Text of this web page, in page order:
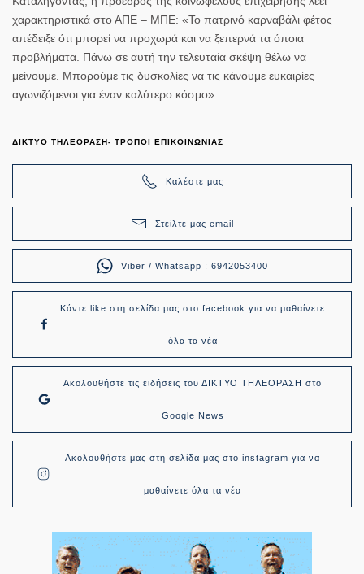
χαρακτηριστικά στο ΑΠΕ – ΜΠΕ: «Το πατρινό καρναβάλι φέτος
απέδειξε ότι μπορεί να προχωρά και να ξεπερνά τα όποια
προβλήματα. Πάνω σε αυτή την τελευταία σκέψη θέλω να
μείνουμε. Μπορούμε τις δυσκολίες να τις κάνουμε ευκαιρίες
αγωνιζόμενοι για έναν καλύτερο κόσμο».
ΔΙΚΤΥΟ ΤΗΛΕΟΡΑΣΗ- ΤΡΟΠΟΙ ΕΠΙΚΟΙΝΩΝΙΑΣ
Καλέστε μας
Στείλτε μας email
Viber / Whatsapp : 6942053400
Κάντε like στη σελίδα μας στο facebook για να μαθαίνετε
όλα τα νέα
Ακολουθήστε τις ειδήσεις του ΔΙΚΤΥΟ ΤΗΛΕΟΡΑΣΗ στο
Google News
Ακολουθήστε μας στη σελίδα μας στο instagram για να
μαθαίνετε όλα τα νέα